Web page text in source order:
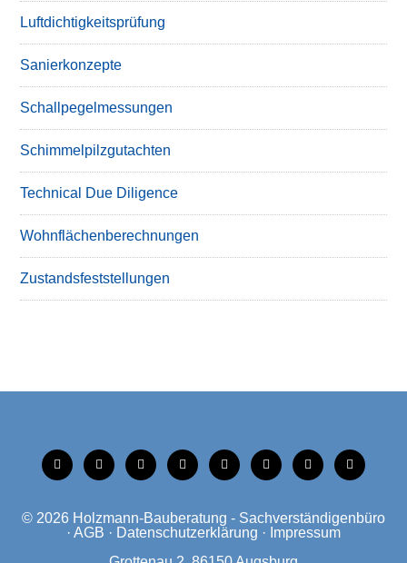
Luftdichtigkeitsprüfung
Sanierkonzepte
Schallpegelmessungen
Schimmelpilzgutachten
Technical Due Diligence
Wohnflächenberechnungen
Zustandsfeststellungen
tiktok instagramfacebooklinkedinxing linkedinmobilemail
© 2026 Holzmann-Bauberatung - Sachverständigenbüro
· AGB · Datenschutzerklärung · Impressum